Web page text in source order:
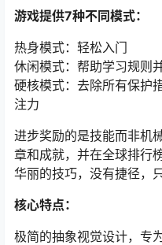
游戏提供7种不同模式：
热身模式：轻松入门
休闲模式：帮助学习规则
硬核模式：去除所有保护
注力
进步奖励的是技能而非机
章和成就，并在全球排行
华丽的技巧，没有捷径，
核心特点：
极简的抽象视觉设计，专